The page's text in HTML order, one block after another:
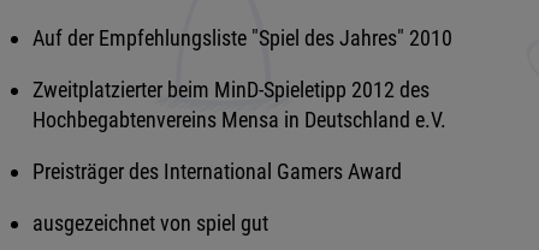
Auf der Empfehlungsliste "Spiel des Jahres" 2010
Zweitplatzierter beim MinD-Spieletipp 2012 des
Hochbegabtenvereins Mensa in Deutschland e.V.
Preisträger des International Gamers Award
ausgezeichnet von spiel gut